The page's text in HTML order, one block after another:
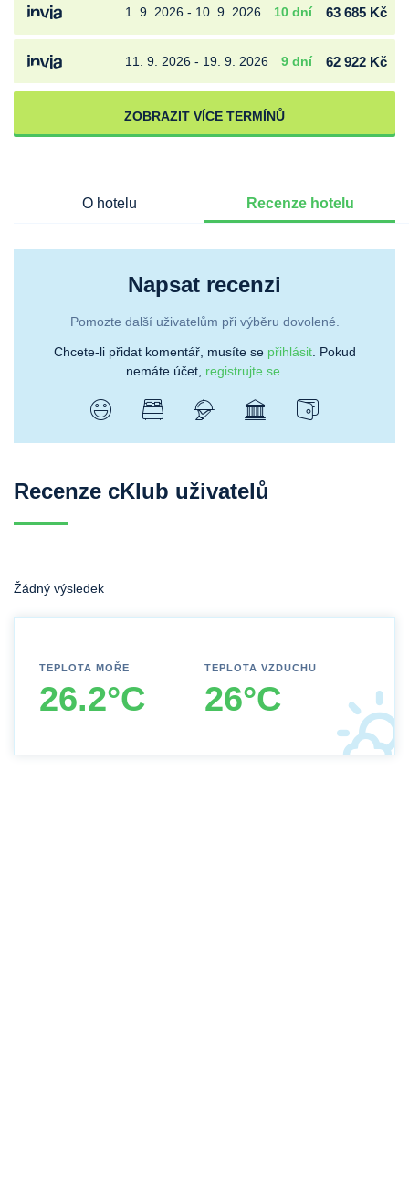
1. 9. 2026 - 10. 9. 2026 10 dní 63 685 Kč
11. 9. 2026 - 19. 9. 2026 9 dní 62 922 Kč
ZOBRAZIT VÍCE TERMÍNŮ
O hotelu Recenze hotelu
Napsat recenzi
Pomozte další uživatelům při výběru dovolené.
Chcete-li přidat komentář, musíte se přihlásit. Pokud
nemáte účet, registrujte se.
Recenze cKlub uživatelů
Žádný výsledek
TEPLOTA MOŘE
26.2°C
TEPLOTA VZDUCHU
26°C